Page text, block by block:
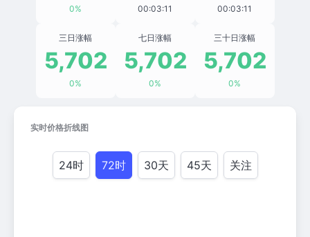
0% 00:03:11 00:03:11
三日涨幅
5,702
0%
七日涨幅
5,702
0%
三十日涨幅
5,702
0%
实时价格折线图
24时 72时 30天 45天 关注